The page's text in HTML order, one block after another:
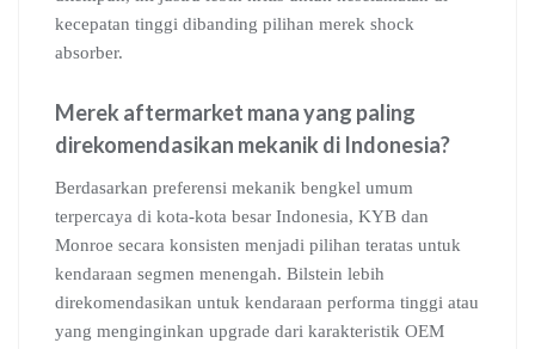
kecepatan tinggi dibanding pilihan merek shock
absorber.
Merek aftermarket mana yang paling
direkomendasikan mekanik di Indonesia?
Berdasarkan preferensi mekanik bengkel umum
terpercaya di kota-kota besar Indonesia, KYB dan
Monroe secara konsisten menjadi pilihan teratas untuk
kendaraan segmen menengah. Bilstein lebih
direkomendasikan untuk kendaraan performa tinggi atau
yang menginginkan upgrade dari karakteristik OEM